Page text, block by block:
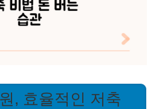
, 효율적인 저축